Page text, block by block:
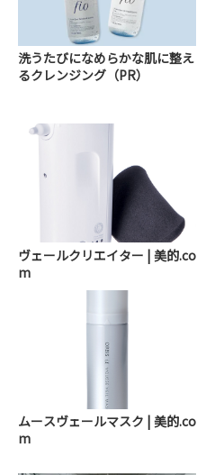
洗うたびになめらかな肌に整え
るクレンジング（PR）
ヴェールクリエイター | 美的.co
m
ムースヴェールマスク | 美的.co
m